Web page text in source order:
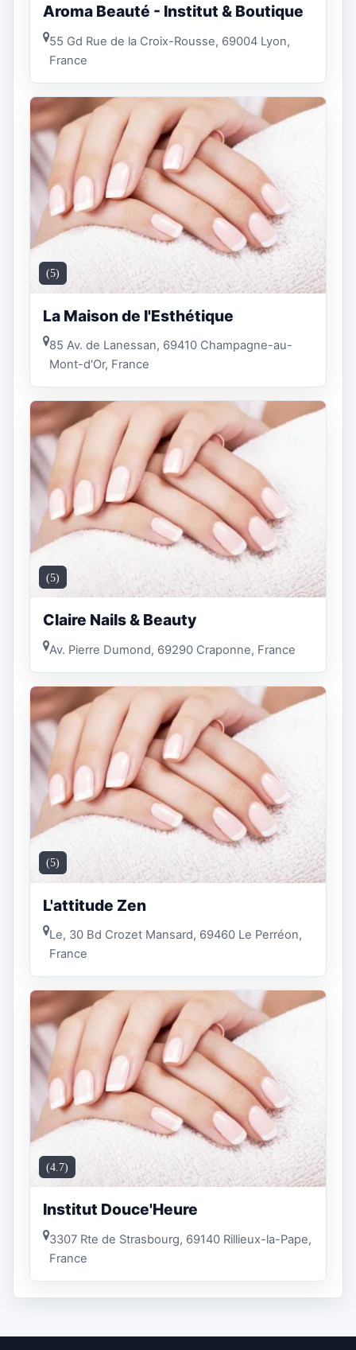
Aroma Beauté - Institut & Boutique
55 Gd Rue de la Croix-Rousse, 69004 Lyon,
France
(5)
La Maison de l'Esthétique
85 Av. de Lanessan, 69410 Champagne-au-
Mont-d'Or, France
(5)
Claire Nails & Beauty
Av. Pierre Dumond, 69290 Craponne, France
(5)
L'attitude Zen
Le, 30 Bd Crozet Mansard, 69460 Le Perréon,
France
(4.7)
Institut Douce'Heure
3307 Rte de Strasbourg, 69140 Rillieux-la-Pape,
France